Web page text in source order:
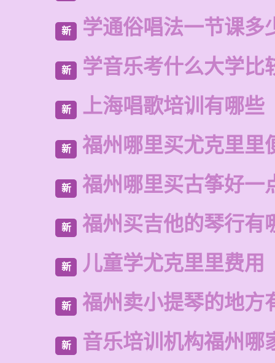
新 学通俗唱法一节课多
新 学音乐考什么大学比
新 上海唱歌培训有哪些
新 福州哪里买尤克里里
新 福州哪里买古筝好一
新 福州买吉他的琴行有
新 儿童学尤克里里费用
新 福州卖小提琴的地方
新 音乐培训机构福州哪